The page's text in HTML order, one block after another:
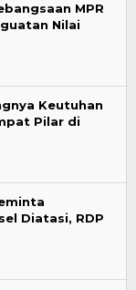
MPR
Nilai
Keutuhan
Pilar di
Diatasi, RDP